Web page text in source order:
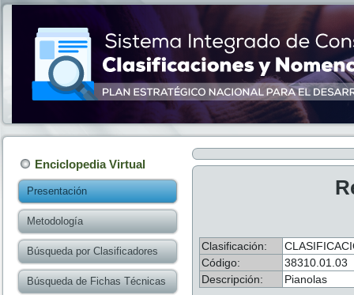
Enciclopedia Virtual
Presentación
Metodología
Búsqueda por Clasificadores
Búsqueda de Fichas Técnicas
Clasificación:
Código:
38310.01.03
Descripción:
Pianolas